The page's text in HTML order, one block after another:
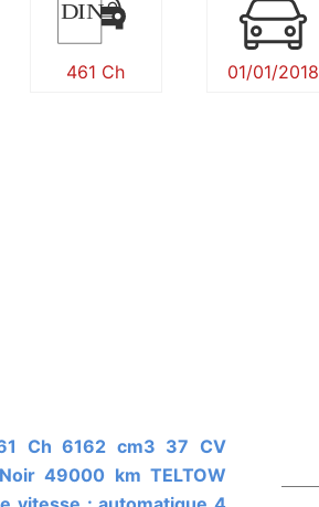
DIN
461 Ch 01/01/2018
49000 km TELTOW